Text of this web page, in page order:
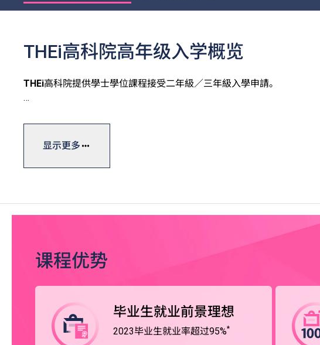
THEi高科院高年级入学概览
THEi高科院提供學士學位課程接受二年級／三年級入學申請。
有關學士學位三年級入學申請資訊，請
显示更多
课程优势
毕业生就业前景理想
2023毕业生就业率超过95%*